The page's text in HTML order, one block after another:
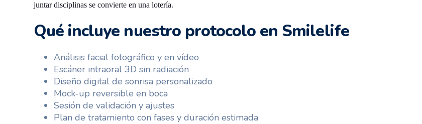
juntar disciplinas se convierte en una lotería.
Qué incluye nuestro protocolo en Smilelife
Análisis facial fotográfico y en vídeo
Escáner intraoral 3D sin radiación
Diseño digital de sonrisa personalizado
Mock-up reversible en boca
Sesión de validación y ajustes
Plan de tratamiento con fases y duración estimada